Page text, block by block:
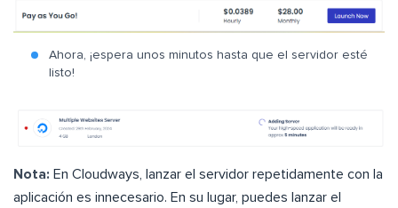
Ahora, ¡espera unos minutos hasta que el servidor esté
listo!
Nota: En Cloudways, lanzar el servidor repetidamente con la
aplicación es innecesario. En su lugar, puedes lanzar el